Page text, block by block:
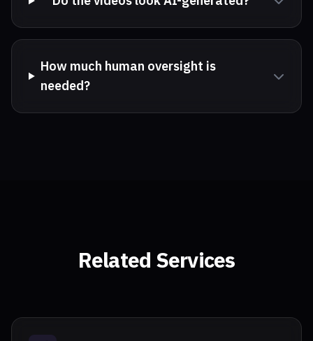
How much human oversight is
needed?
Related Services